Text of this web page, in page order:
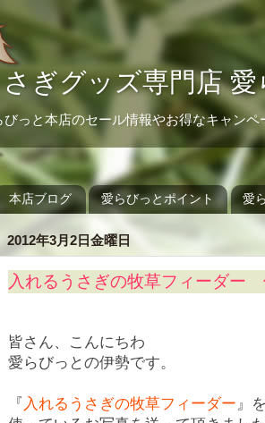
さぎグッズ専門店
びっと本店のセール情報やお得なキャン
本店ブログ 愛らびっとポイント 愛
2012年3月2日金曜日
入れるうさぎの牧草フィーダ
皆さん、こんにちわ
愛らびっとの伊勢です。
『 入れるうさぎの牧草フィーダー』